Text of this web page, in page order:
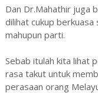
Dan Dr.Mahathir juga
dilihat cukup
mahupun parti.
Sebab itulah kita lihat
rasa takut untuk
perasaan orang